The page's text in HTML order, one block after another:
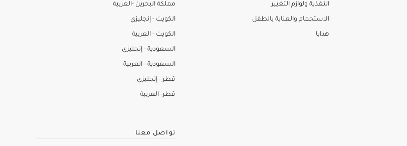
التغذية ولوازم التغيير
الاستحمام والعناية بالطفل
هدايا
مملكة البحرين -العربية
الكويت - إنجليزي
الكويت - العربية
السعودية - إنجليزي
السعودية - العربية
قطر - إنجليزي
قطر- العربية
تواصل معنا